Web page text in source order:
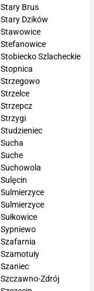
Stary Brus
Stary Dzików
Stawowice
Stefanowice
Stobiecko Szlacheckie
Stopnica
Strzegowo
Strzelce
Strzepcz
Strzygi
Studzieniec
Sucha
Suche
Suchowola
Sulęcin
Sulmierzyce
Sulmierzyce
Sułkowice
Sypniewo
Szafarnia
Szamotuły
Szaniec
Szczawno-Zdrój